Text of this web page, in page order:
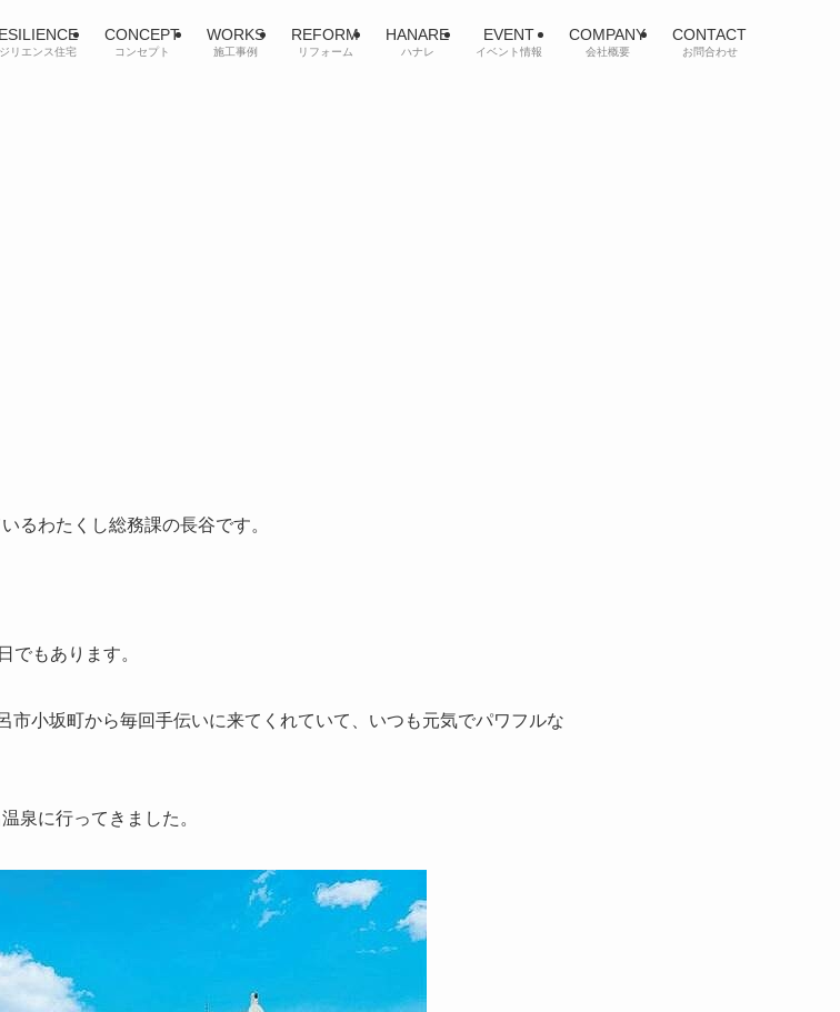
リエンス住宅
CONCEPT
コンセプト
WORKS
施工事例
REFORM
リフォーム
HANARE
ハナレ
EVENT
イベント情報
COMPANY
会社概要
CONTACT
お問合わせ
るわたくし総務課の長谷です。
でもあります。
小坂町から毎回手伝いに来てくれていて、いつも元気でパワフルな
泉に行ってきました。